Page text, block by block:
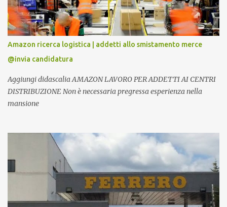
Amazon ricerca logistica | addetti allo smistamento merce
@invia candidatura
Aggiungi didascalia AMAZON LAVORO PER ADDETTI AI CENTRI
DISTRIBUZIONE Non è necessaria pregressa esperienza nella
mansione